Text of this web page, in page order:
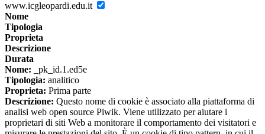
www.icgleopardi.edu.it
Nome
Tipologia
Proprieta
Descrizione
Durata
Nome: _pk_id.1.ed5e
Tipologia: analitico
Proprieta: Prima parte
Descrizione: Questo nome di cookie è associato alla piattaforma di
analisi web open source Piwik. Viene utilizzato per aiutare i
proprietari di siti Web a monitorare il comportamento dei visitatori e